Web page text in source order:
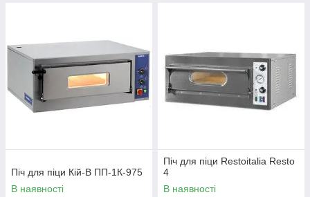
Піч для піци Кій-В ПП-1К-975
В наявності
Піч для піци Restoitalia Resto
4
В наявності